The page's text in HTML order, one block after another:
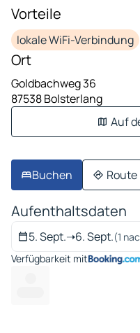
Vorteile
lokale WiFi-Verbindung
Ort
Goldbachweg 36
87538 Bolsterlang
Auf
Buchen Route
Aufenthaltsdaten
5. Sept.➝6. Sept.(1
Verfügbarkeit mit